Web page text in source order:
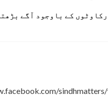
رکاوٹوں کے باوجود آگے